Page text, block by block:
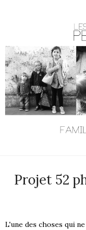
Projet 52
L'une des choses qui